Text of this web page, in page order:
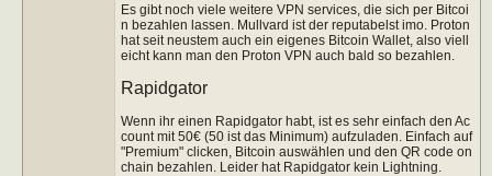
Es gibt noch viele weitere VPN services, die sich per Bitcoi
n bezahlen lassen. Mullvard ist der reputabelst imo. Proton
hat seit neustem auch ein eigenes Bitcoin Wallet, also viell
eicht kann man den Proton VPN auch bald so bezahlen.
Rapidgator
Wenn ihr einen Rapidgator habt, ist es sehr einfach den Ac
count mit 50€ (50 ist das Minimum) aufzuladen. Einfach auf
"Premium" clicken, Bitcoin auswählen und den QR code on
chain bezahlen. Leider hat Rapidgator kein Lightning.